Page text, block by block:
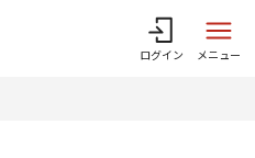
ログイン メニュー